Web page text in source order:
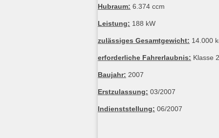
Hubraum: 6.374 ccm
Leistung: 188 kW
zulässiges Gesamtgewicht: 14.000
erforderliche Fahrerlaubnis: Klasse
Baujahr: 2007
Erstzulassung: 03/2007
Indienststellung: 06/2007